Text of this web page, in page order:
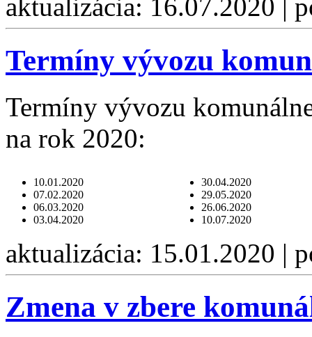
aktualizácia: 16.07.2020 |
Termíny vývozu
Termíny vývozu
na rok 2020:
10.01.2020
07.02.2020
06.03.2020
03.04.2020
30.04.2020
29.05.2020
26.06.2020
10.07.2020
aktualizácia: 15.01.2020 |
Zmena v zbere